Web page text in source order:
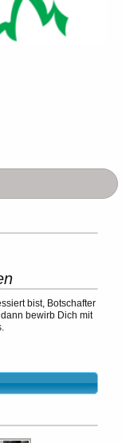
bist, Botschafter
bewirb Dich mit